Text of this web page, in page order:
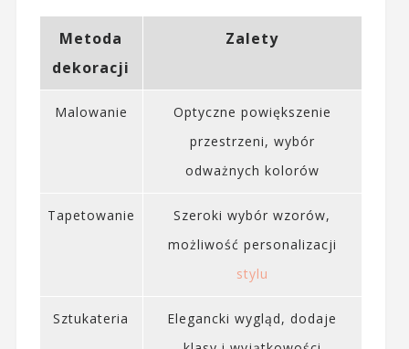
Metoda
dekoracji
Zalety
Malowanie
Optyczne powiększenie
przestrzeni, wybór
odważnych kolorów
Tapetowanie
Szeroki wybór wzorów,
możliwość personalizacji
stylu
Sztukateria
Elegancki wygląd, dodaje